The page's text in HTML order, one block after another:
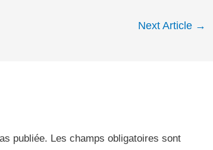
Next Article →
publiée. Les champs obligatoires sont